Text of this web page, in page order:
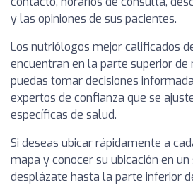
y las opiniones de sus pacientes.
Los nutriólogos mejor calificados
encuentran en la parte superior de
puedas tomar decisiones
expertos de confianza que se
específicas de salud.
Si deseas ubicar rápidamente a
mapa y conocer su ubicación en
desplázate hasta la parte inferior